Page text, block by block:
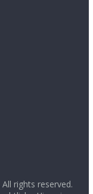
All rights reserved.